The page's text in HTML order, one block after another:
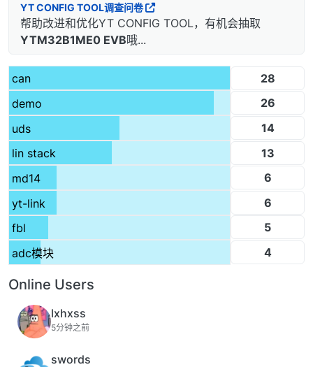
YT CONFIG TOOL调查问卷
帮助改进和优化YT CONFIG TOOL，有机会抽取
YTM32B1ME0 EVB哦...
can
28
demo
26
uds
14
lin stack
13
md14
6
yt-link
6
fbl
5
adc模块
4
Online Users
lxhxss
5分钟之前
swords